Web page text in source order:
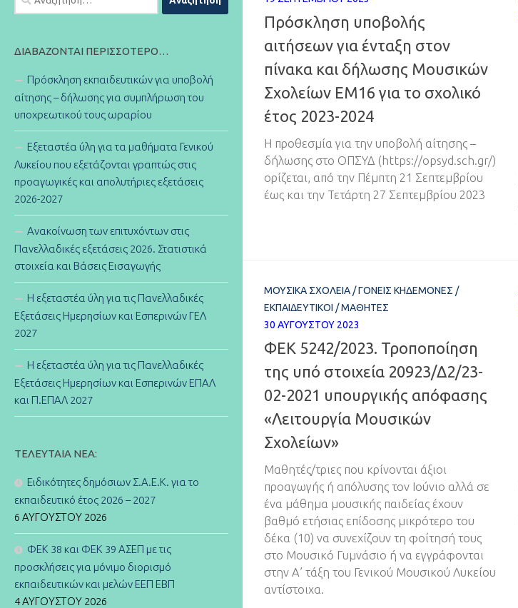
Πρόσκληση υποβολής
αιτήσεων για ένταξη στον
πίνακα και δήλωσης Μουσικών
Σχολείων ΕΜ16 για το σχολικό
έτος 2023-2024
Η προθεσμία για την υποβολή αίτησης –
δήλωσης στο ΟΠΣΥΔ (https://opsyd.sch.gr/)
ορίζεται, από την Πέμπτη 21 Σεπτεμβρίου
έως και την Τετάρτη 27 Σεπτεμβρίου 2023
ΜΟΥΣΙΚΆ ΣΧΟΛΕΊΑ /ΓΟΝΕΊΣ ΚΗΔΕΜΌΝΕΣ /
ΕΚΠΑΙΔΕΥΤΙΚΟΊ /ΜΑΘΗΤΈΣ
30 ΑΥΓΟΎΣΤΟΥ 2023
ΦΕΚ 5242/2023. Τροποποίηση
της υπό στοιχεία 20923/Δ2/23-
02-2021 υπουργικής απόφασης
«Λειτουργία Μουσικών
Σχολείων»
Μαθητές/τριες που κρίνονται άξιοι
προαγωγής ή απόλυσης τον Ιούνιο αλλά σε
ένα μάθημα μουσικής παιδείας έχουν
βαθμό ετήσιας επίδοσης μικρότερο του
δέκα (10) να συνεχίζουν τη φοίτησή τους
στο Μουσικό Γυμνάσιο ή να εγγράφονται
στην Α’ τάξη του Γενικού Μουσικού Λυκείου
αντίστοιχα.
για:
ΔΙΑΒΆΖΟΝΤΑΙ ΠΕΡΙΣΣΌΤΕΡΟ…
Πρόσκληση εκπαιδευτικών για υποβολή
αίτησης – δήλωσης για συμπλήρωση του
υποχρεωτικού τους ωραρίου
Εξεταστέα ύλη για τα μαθήματα Γενικού
Λυκείου που εξετάζονται γραπτώς στις
προαγωγικές και απολυτήριες εξετάσεις
2026-2027
Ανακοίνωση των επιτυχόντων στις
Πανελλαδικές εξετάσεις 2026. Στατιστικά
στοιχεία και Βάσεις Εισαγωγής
Η εξεταστέα ύλη για τις Πανελλαδικές
Εξετάσεις Ημερησίων και Εσπερινών ΓΕΛ
2027
Η εξεταστέα ύλη για τις Πανελλαδικές
Εξετάσεις Ημερησίων και Εσπερινών ΕΠΑΛ
και Π.ΕΠΑΛ 2027
ΤΕΛΕΥΤΑΊΑ ΝΈΑ:
Ειδικότητες δημόσιων Σ.Α.Ε.Κ. για το
εκπαιδευτικό έτος 2026 – 2027
6 ΑΥΓΟΎΣΤΟΥ 2026
ΦΕΚ 38 και ΦΕΚ 39 ΑΣΕΠ με τις
προσκλήσεις για μόνιμο διορισμό
εκπαιδευτικών και μελών ΕΕΠ ΕΒΠ
4 ΑΥΓΟΎΣΤΟΥ 2026